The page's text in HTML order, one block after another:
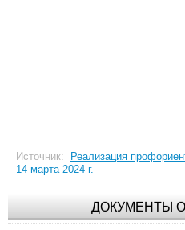
Источник: Реализация
14 марта 2024 г.
ДОКУМЕНТЫ